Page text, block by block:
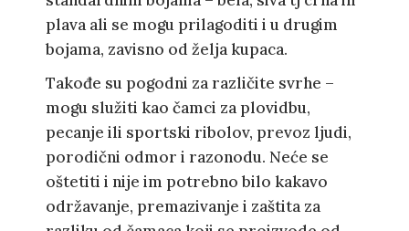
plava ali se mogu prilagoditi i u drugim
bojama, zavisno od želja kupaca.
Takođe su pogodni za različite svrhe –
mogu služiti kao čamci za plovidbu,
pecanje ili sportski ribolov, prevoz ljudi,
porodični odmor i razonodu. Neće se
oštetiti i nije im potrebno bilo kakavo
održavanje, premazivanje i zaštita za